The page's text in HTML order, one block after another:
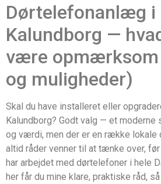
Dørtelefonanlæg i
Kalundborg —
være opmærksom
og muligheder)
Skal du have installeret eller
Kalundborg? Godt valg — et moderne
og værdi, men der er en række lokale
altid råder venner til at tænke over,
har arbejdet med dørtelefoner i hele
her får du mine klare, praktiske råd,